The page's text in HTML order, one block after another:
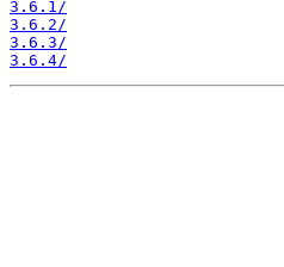
3.6.1/
3.6.2/
3.6.3/
3.6.4/